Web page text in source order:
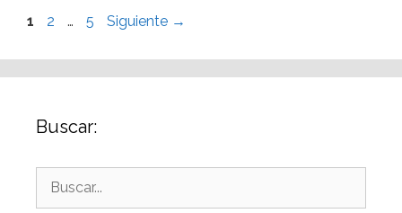
1 2 … 5 Siguiente →
Buscar: